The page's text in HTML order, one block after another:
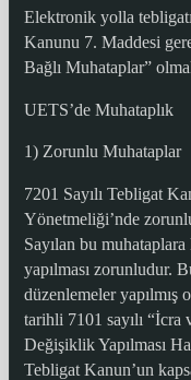
Elektronik yolla
Kanunu 7. Maddesi
Bağlı Muhataplar”
UETS’de Muhataplık
1) Zorunlu Muhataplar
7201 Sayılı Tebligat
Yönetmeliği’nde
Sayılan bu
yapılması zorunludur.
düzenlemeler
tarihli 7101 sayılı
Değişiklik Yapılması
Tebligat Kanun’un